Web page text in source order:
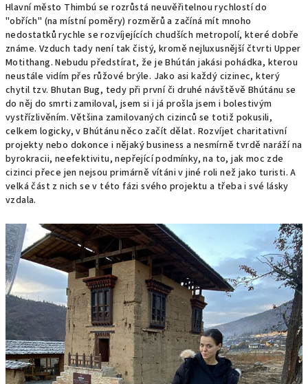
Hlavní město Thimbú se rozrůstá neuvěřitelnou rychlostí do
"obřích" (na místní poměry) rozměrů a začíná mít mnoho
nedostatků rychle se rozvíjejících chudších metropolí, které dobře
známe. Vzduch tady není tak čistý, kromě nejluxusnější čtvrti Upper
Motithang. Nebudu předstírat, že je Bhútán jakási pohádka, kterou
neustále vidím přes růžové brýle. Jako asi každý cizinec, který
chytil tzv. Bhutan Bug, tedy při první či druhé návštěvě Bhútánu se
do něj do smrti zamiloval, jsem si i já prošla jsem i bolestivým
vystřízlivěním. Většina zamilovaných cizinců se totiž pokusili,
celkem logicky, v Bhútánu něco začít dělat. Rozvíjet charitativní
projekty nebo dokonce i nějaký business a nesmírně tvrdě naráží na
byrokracii, neefektivitu, nepřející podmínky, na to, jak moc zde
cizinci přece jen nejsou primárně vítáni v jiné roli než jako turisti. A
velká část z nich se v této fázi svého projektu a třeba i své lásky
vzdala.